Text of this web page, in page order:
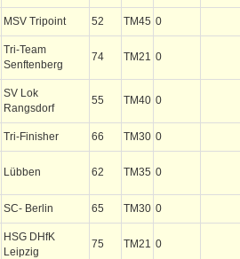
MSV Tripoint 52 TM45 0
Tri-Team
Senftenberg
74 TM21 0
SV Lok
Rangsdorf
55 TM40 0
Tri-Finisher 66 TM30 0
Lübben 62 TM35 0
SC- Berlin 65 TM30 0
HSG DHfK
Leipzig
75 TM21 0